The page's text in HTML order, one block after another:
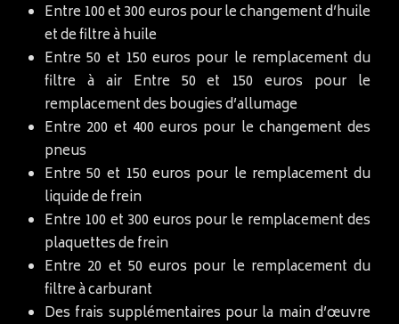
Entre 100 et 300 euros pour le changement d’huile
et de filtre à huile
Entre 50 et 150 euros pour le remplacement du
filtre à air Entre 50 et 150 euros pour le
remplacement des bougies d’allumage
Entre 200 et 400 euros pour le changement des
pneus
Entre 50 et 150 euros pour le remplacement du
liquide de frein
Entre 100 et 300 euros pour le remplacement des
plaquettes de frein
Entre 20 et 50 euros pour le remplacement du
filtre à carburant
Des frais supplémentaires pour la main d’œuvre